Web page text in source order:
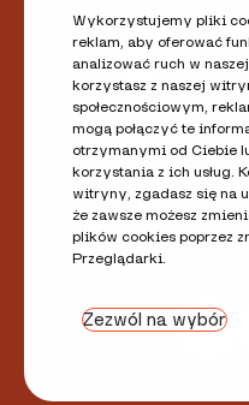
Wykorzystujemy pliki
reklam, aby oferować
analizować ruch w
korzystasz z naszej
społecznościowym,
mogą połączyć te
otrzymanymi od Ciebie
korzystania z ich usług.
witryny, zgadasz się na
że zawsze możesz
plików cookies poprzez
Przeglądarki.
Zezwól na wybór